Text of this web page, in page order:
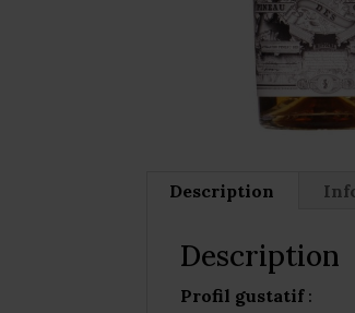
Description
Description
Profil gustatif: